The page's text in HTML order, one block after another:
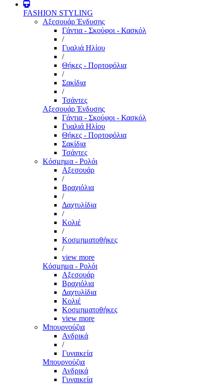
FASHION STYLING
Αξεσουάρ Ένδυσης
Γάντια - Σκούφοι - Κασκόλ
/
Γυαλιά Ηλίου
/
Θήκες - Πορτοφόλια
/
Σακίδια
/
Τσάντες
Αξεσουάρ Ένδυσης
Γάντια - Σκούφοι - Κασκόλ
Γυαλιά Ηλίου
Θήκες - Πορτοφόλια
Σακίδια
Τσάντες
Κόσμημα - Ρολόι
Αξεσουάρ
/
Βραχιόλια
/
Δαχτυλίδια
/
Κολιέ
/
Κοσμηματοθήκες
/
view more
Κόσμημα - Ρολόι
Αξεσουάρ
Βραχιόλια
Δαχτυλίδια
Κολιέ
Κοσμηματοθήκες
view more
Μπουρνούζια
Ανδρικά
/
Γυναικεία
Μπουρνούζια
Ανδρικά
Γυναικεία